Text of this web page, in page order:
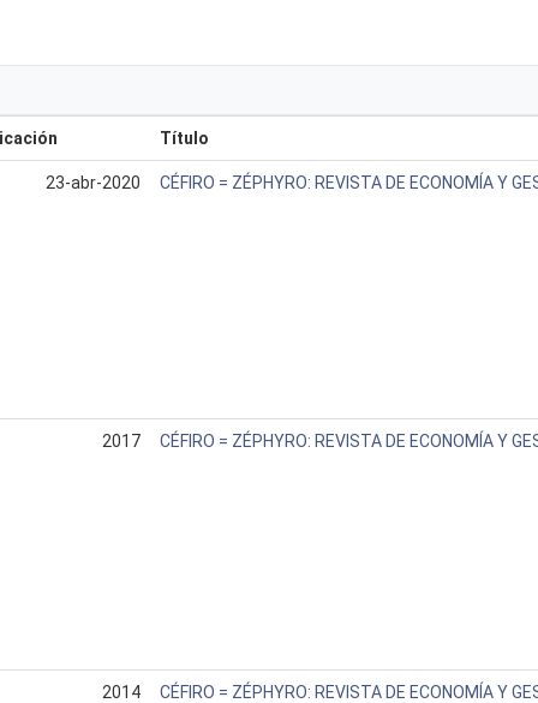
Título
23-abr-2020 CÉFIRO = ZÉPHYRO: REVISTA DE ECONOMÍA Y
2017 CÉFIRO = ZÉPHYRO: REVISTA DE ECONOMÍA Y
2014 CÉFIRO = ZÉPHYRO: REVISTA DE ECONOMÍA Y